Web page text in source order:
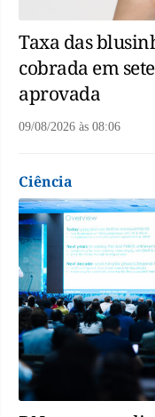
Taxa das
cobrada em
aprovada
09/08/2026 às 08:06
Ciência